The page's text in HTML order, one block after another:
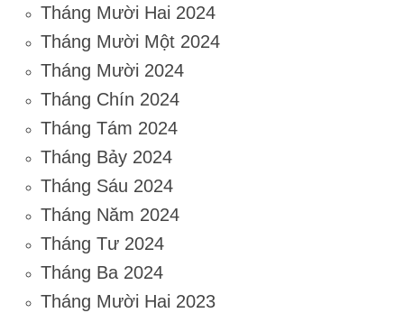
Tháng Mười Hai 2024
Tháng Mười Một 2024
Tháng Mười 2024
Tháng Chín 2024
Tháng Tám 2024
Tháng Bảy 2024
Tháng Sáu 2024
Tháng Năm 2024
Tháng Tư 2024
Tháng Ba 2024
Tháng Mười Hai 2023